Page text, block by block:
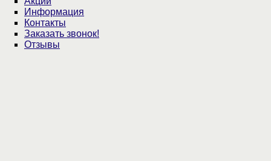
Информация
Контакты
Заказать звонок!
Отзывы